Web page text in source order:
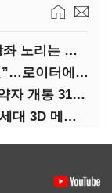
HBM3E 수요가 변수…내년 HBM 왕좌 노리는 삼성
삼전닉스 “주주환원 확대 방안 마련”…로이터에 성명 보내
“Z8 폴드 흥행”…삼성전자, 사전예약자 개통 31일까지 연장
“HBM5 성능의 8배”…삼성전자, 차세대 3D 메모리 ‘zHBM’ 공개